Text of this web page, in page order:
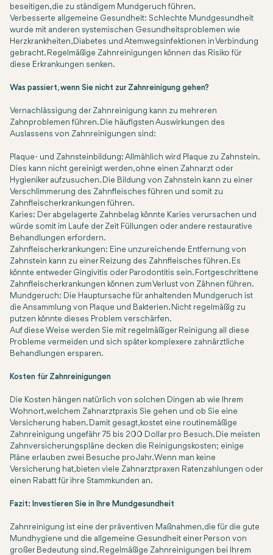
beseitigen, die zu ständigem Mundgeruch führen.
Verbesserte allgemeine Gesundheit: Schlechte Mundgesundheit
wurde mit anderen systemischen Gesundheitsproblemen wie
Herzkrankheiten, Diabetes und Atemwegsinfektionen in Verbindung
gebracht. Regelmäßige Zahnreinigungen können das Risiko für
diese Erkrankungen senken.
Was passiert, wenn Sie nicht zur Zahnreinigung gehen?
Vernachlässigung der Zahnreinigung kann zu mehreren
Zahnproblemen führen. Die häufigsten Auswirkungen des
Auslassens von Zahnreinigungen sind:
Plaque- und Zahnsteinbildung: Allmählich wird Plaque zu Zahnstein.
Dies kann nicht gereinigt werden, ohne einen Zahnarzt oder
Hygieniker aufzusuchen. Die Bildung von Zahnstein kann zu einer
Verschlimmerung des Zahnfleisches führen und somit zu
Zahnfleischerkrankungen führen.
Karies: Der abgelagerte Zahnbelag könnte Karies verursachen und
würde somit im Laufe der Zeit Füllungen oder andere restaurative
Behandlungen erfordern.
Zahnfleischerkrankungen: Eine unzureichende Entfernung von
Zahnstein kann zu einer Reizung des Zahnfleisches führen. Es
könnte entweder Gingivitis oder Parodontitis sein. Fortgeschrittene
Zahnfleischerkrankungen können zum Verlust von Zähnen führen.
Mundgeruch: Die Hauptursache für anhaltenden Mundgeruch ist
die Ansammlung von Plaque und Bakterien. Nicht regelmäßig zu
putzen könnte dieses Problem verschärfen.
Auf diese Weise werden Sie mit regelmäßiger Reinigung all diese
Probleme vermeiden und sich später komplexere zahnärztliche
Behandlungen ersparen.
Kosten für Zahnreinigungen
Die Kosten hängen natürlich von solchen Dingen ab wie Ihrem
Wohnort, welchem Zahnarztpraxis Sie gehen und ob Sie eine
Versicherung haben. Damit gesagt, kostet eine routinemäßige
Zahnreinigung ungefähr 75 bis 200 Dollar pro Besuch. Die meisten
Zahnversicherungspläne decken die Reinigungskosten; einige
Pläne erlauben zwei Besuche pro Jahr. Wenn man keine
Versicherung hat, bieten viele Zahnarztpraxen Ratenzahlungen oder
einen Rabatt für ihre Stammkunden an.
Fazit: Investieren Sie in Ihre Mundgesundheit
Zahnreinigung ist eine der präventiven Maßnahmen, die für die gute
Mundhygiene und die allgemeine Gesundheit einer Person von
großer Bedeutung sind. Regelmäßige Zahnreinigungen bei Ihrem